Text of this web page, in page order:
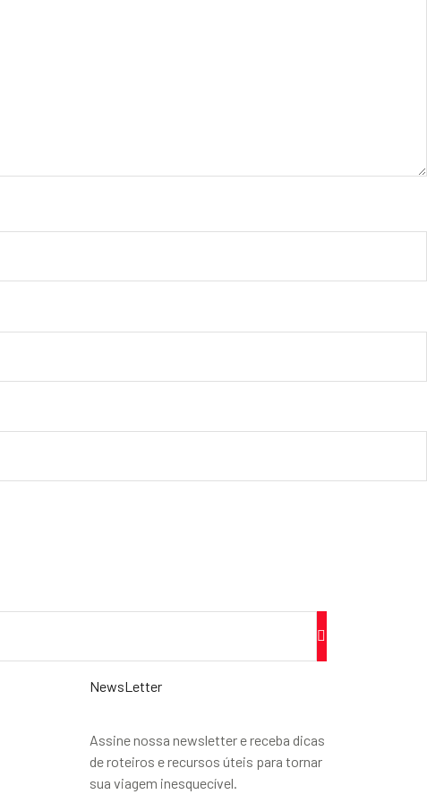
NewsLetter
Assine nossa newsletter e receba dicas
de roteiros e recursos úteis para tornar
sua viagem inesquecível.